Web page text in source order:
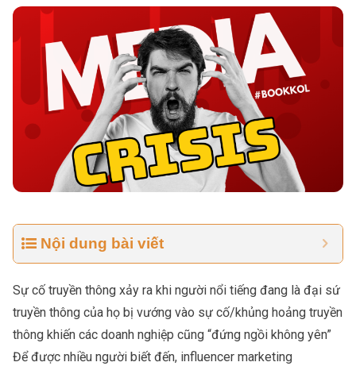
Nội dung bài viết
Sự cố truyền thông xảy ra khi người nổi tiếng đang là đại sứ
truyền thông của họ bị vướng vào sự cố/khủng hoảng truyền
thông khiến các doanh nghiệp cũng “đứng ngồi không yên”
Để được nhiều người biết đến, influencer marketing